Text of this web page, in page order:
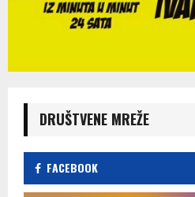
DRUŠTVENE MREŽE
FACEBOOK